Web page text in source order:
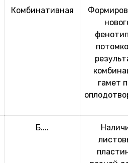
Комбинативная
нового
фенотипа
потомков
гамет
Б....
Наличие
листовых